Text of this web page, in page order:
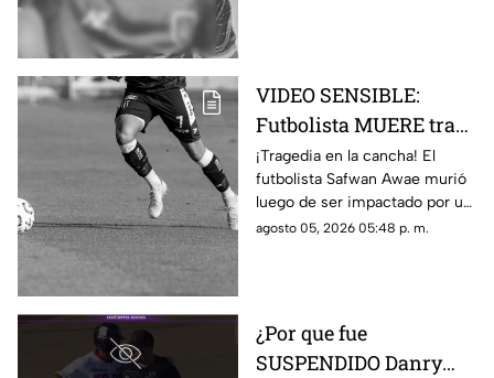
VIDEO SENSIBLE:
Futbolista MUERE tras
ser impactado por un
rayo en pleno partido;
así ocurrió
¡Tragedia en la cancha! El
futbolista Safwan Awae murió
luego de ser impactado por un
rayo. Conoce los detalles.
agosto 05, 2026 05:48 p. m.
¿Por que fue
SUSPENDIDO Danry